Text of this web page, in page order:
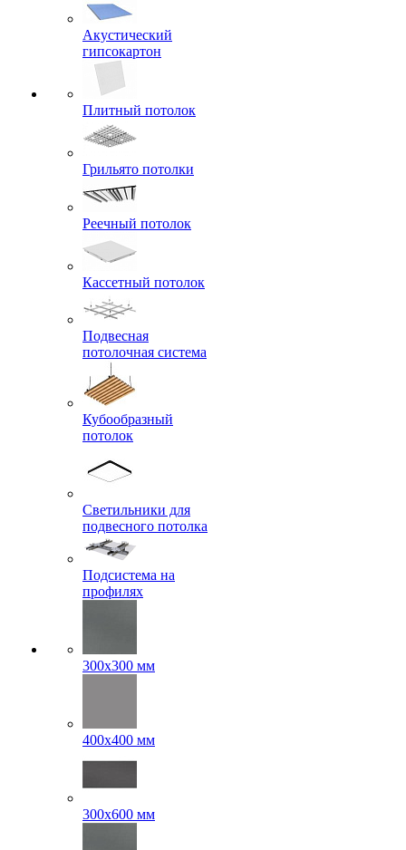
Акустический
гипсокартон
Плитный потолок
Грильято потолки
Реечный потолок
Кассетный потолок
Подвесная
потолочная система
Кубообразный
потолок
Светильники для
подвесного потолка
Подсистема на
профилях
300x300 мм
400х400 мм
300x600 мм